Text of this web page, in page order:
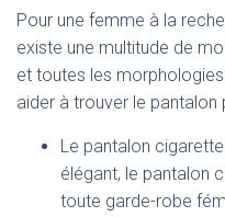
Pour une femme à la
existe une multitude de
et toutes les
aider à trouver le pantalon
Le pantalon
élégant, le pantalon
toute garde-robe